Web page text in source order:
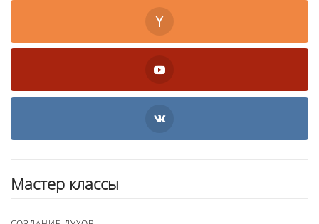
Мастер классы